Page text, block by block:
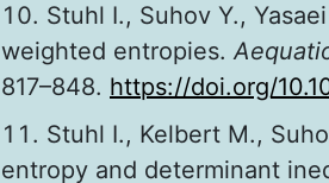
Stuhl I., Suhov Y.,
weighted entropies.
817–848. https://doi.org/
Stuhl I., Kelbert M.,
entropy and determinant